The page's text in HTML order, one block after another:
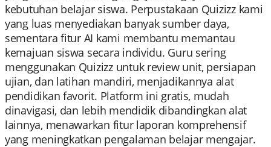
kebutuhan belajar siswa. Perpustakaan Quizizz kami
yang luas menyediakan banyak sumber daya,
sementara fitur AI kami membantu memantau
kemajuan siswa secara individu. Guru sering
menggunakan Quizizz untuk review unit, persiapan
ujian, dan latihan mandiri, menjadikannya alat
pendidikan favorit. Platform ini gratis, mudah
dinavigasi, dan lebih mendidik dibandingkan alat
lainnya, menawarkan fitur laporan komprehensif
yang meningkatkan pengalaman belajar mengajar.